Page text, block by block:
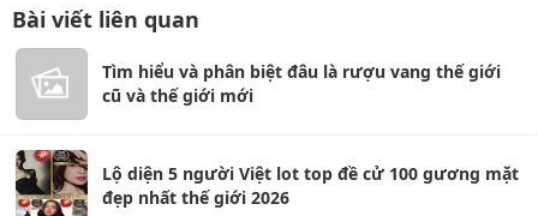
Bài viết liên quan
Tìm hiểu và phân biệt đâu là rượu vang thế giới
cũ và thế giới mới
Lộ diện 5 người Việt lot top đề cử 100 gương mặt
đẹp nhất thế giới 2026